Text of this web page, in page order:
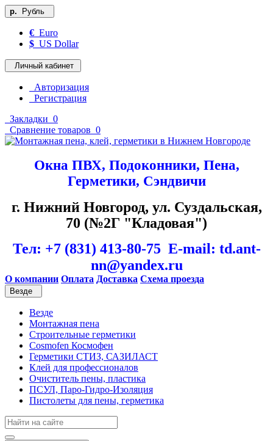
р. Рубль
€ Euro
$ US Dollar
Личный кабинет
Авторизация
Регистрация
Закладки 0
Сравнение товаров 0
Окна ПВХ, Подоконники, Пена,
Герметики, Сэндвичи
г. Нижний Новгород, ул. Суздальская,
70 (№2Г "Кладовая")
Тел: +7 (831) 413-80-75 Е-mail: td.ant-
nn@yandex.ru
О компании Оплата Доставка Схема проезда
Везде
Везде
Монтажная пена
Строительные герметики
Cosmofen Космофен
Герметики СТИЗ, САЗИЛАСТ
Клей для профессионалов
Очиститель пены, пластика
ПСУЛ, Паро-Гидро-Изоляция
Пистолеты для пены, герметика